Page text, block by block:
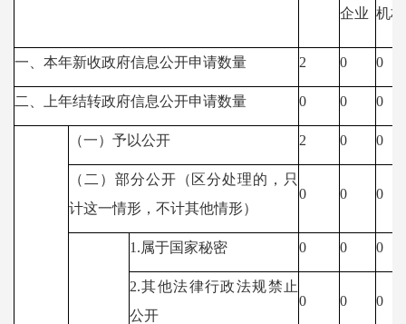
企业 机构
一、本年新收政府信息公开申请数量 2 0 0
二、上年结转政府信息公开申请数量 0 0 0
（一）予以公开 2 0 0
（二）部分公开（区分处理的，只
计这一情形，不计其他情形）
0 0 0
1.属于国家秘密 0 0 0
2.其他法律行政法规禁止
公开
0 0 0